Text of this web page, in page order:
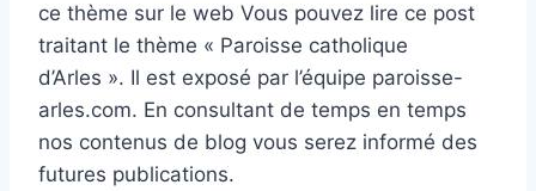
ce thème sur le web Vous pouvez lire ce post
traitant le thème « Paroisse catholique
d’Arles ». Il est exposé par l’équipe paroisse-
arles.com. En consultant de temps en temps
nos contenus de blog vous serez informé des
futures publications.